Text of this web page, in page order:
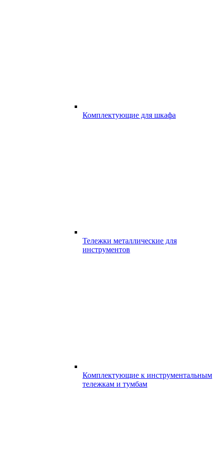
Комплектующие для шкафа
Тележки металлические для
инструментов
Комплектующие к инструментальным
тележкам и тумбам